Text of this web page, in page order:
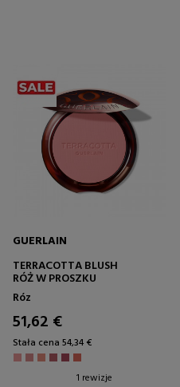
GUERLAIN
TERRACOTTA BLUSH
RÓŻ W PROSZKU
Róz
51,62 €
Stała cena 54,34 €
1 rewizje